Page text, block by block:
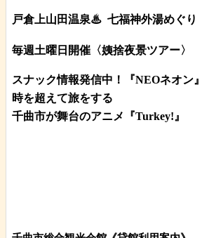
戸倉上山田温泉♨ 七福神外湯めぐり
毎週土曜日開催〈姨捨夜景ツアー〉
スナック情報発信中！『NEOネオン』
時を超えて旅をする
千曲市が舞台のアニメ『Turkey!』